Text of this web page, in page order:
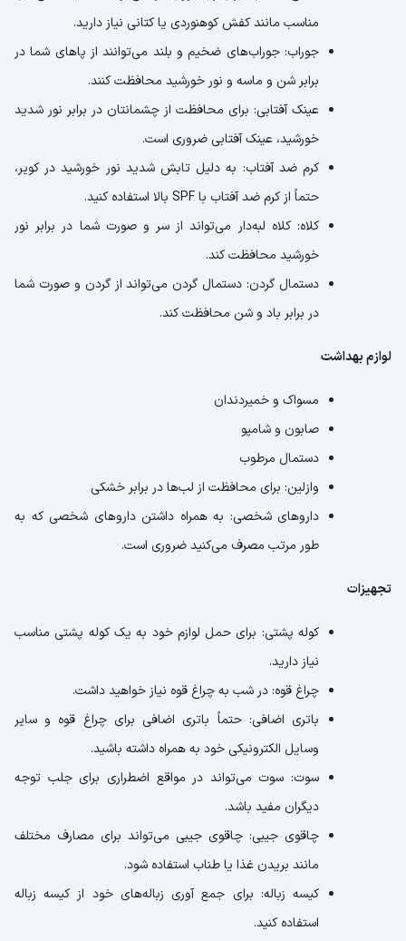
مناسب مانند کفش کوهنوردی یا کتانی نیاز دارید.
جوراب: جوراب‌های ضخیم و بلند می‌توانند از پاهای شما در
برابر شن و ماسه و نور خورشید محافظت کنند.
عینک آفتابی: برای محافظت از چشمانتان در برابر نور شدید
خورشید، عینک آفتابی ضروری است.
کرم ضد آفتاب: به دلیل تابش شدید نور خورشید در کویر،
حتماً از کرم ضد آفتاب با SPF بالا استفاده کنید.
کلاه: کلاه لبه‌دار می‌تواند از سر و صورت شما در برابر نور
خورشید محافظت کند.
دستمال گردن: دستمال گردن می‌تواند از گردن و صورت شما
در برابر باد و شن محافظت کند.
لوازم بهداشت
مسواک و خمیردندان
صابون و شامپو
دستمال مرطوب
وازلین: برای محافظت از لب‌ها در برابر خشکی
داروهای شخصی: به همراه داشتن داروهای شخصی که به
طور مرتب مصرف می‌کنید ضروری است.
تجهیزات
کوله پشتی: برای حمل لوازم خود به یک کوله پشتی مناسب
نیاز دارید.
چراغ قوه: در شب به چراغ قوه نیاز خواهید داشت.
باتری اضافی: حتماً باتری اضافی برای چراغ قوه و سایر
وسایل الکترونیکی خود به همراه داشته باشید.
سوت: سوت می‌تواند در مواقع اضطراری برای جلب توجه
دیگران مفید باشد.
چاقوی جیبی: چاقوی جیبی می‌تواند برای مصارف مختلف
مانند بریدن غذا یا طناب استفاده شود.
کیسه زباله: برای جمع آوری زباله‌های خود از کیسه زباله
استفاده کنید.